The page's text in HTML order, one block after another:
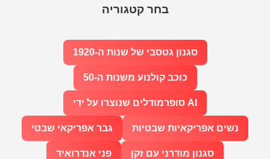
בחר קטגוריה
סגנון גטסבי של שנות ה-1920
כוכב קולנוע משנות ה-50
סופרמודלים שנוצרו על ידי AI
גבר אפריקאי שבטי נשים אפריקאיות שבטיות
פני אנדרואיד סגנון מודרני עם זקן